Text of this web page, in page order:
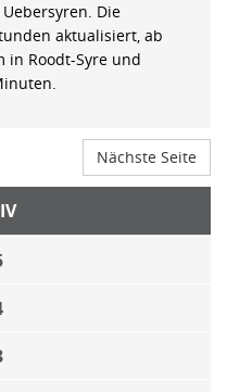
Die
aktualisiert, ab
in Roodt-Syre und
Nächste Seite